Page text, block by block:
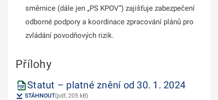
směrnice (dále jen „PS KPOV“) zajišťuje zabezpečení
odborné podpory a koordinace zpracování plánů pro
zvládání povodňových rizik.
Přílohy
Statut – platné znění od 30. 1. 2024
STÁHNOUT(pdf, 205 kB)